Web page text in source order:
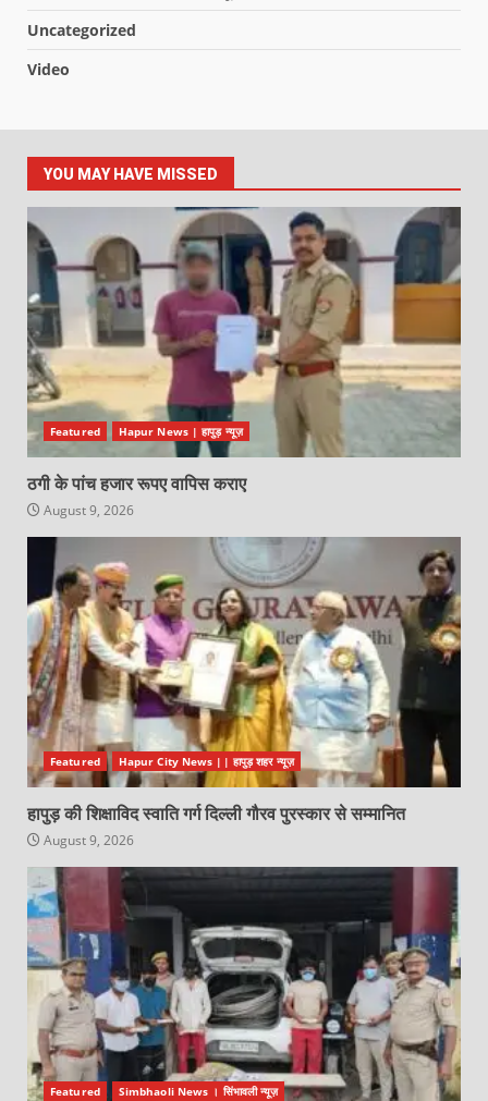
Uncategorized
Video
YOU MAY HAVE MISSED
Featured Hapur News | हापुड़ न्यूज़
ठगी के पांच हजार रूपए वापिस कराए
August 9, 2026
Featured Hapur City News || हापुड़ शहर न्यूज़
हापुड़ की शिक्षाविद स्वाति गर्ग दिल्ली गौरव पुरस्कार से सम्मानित
August 9, 2026
Featured Simbhaoli News । सिंभावली न्यूज़